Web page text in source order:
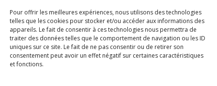
Pour offrir les meilleures expériences, nous utilisons des technologies
telles que les cookies pour stocker et/ou accéder aux informations des
appareils. Le fait de consentir à ces technologies nous permettra de
traiter des données telles que le comportement de navigation ou les ID
uniques sur ce site. Le fait de ne pas consentir ou de retirer son
consentement peut avoir un effet négatif sur certaines caractéristiques
et fonctions.
Pour allez plus loin...
PHOTOGRAPHIE
GRAPHISME